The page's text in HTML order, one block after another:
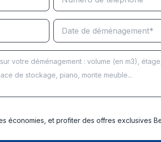
économies, et profiter des offres exclusives